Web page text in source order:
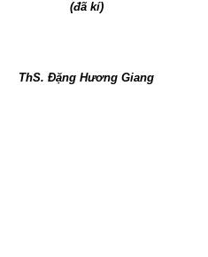
(đã kí)
ThS. Đặng Hương Giang